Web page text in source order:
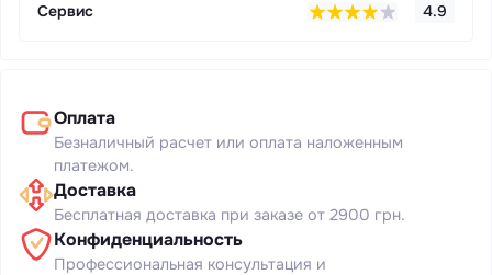
Сервис
4.9
Оплата
Безналичный расчет или оплата наложенным
платежом.
Доставка
Бесплатная доставка при заказе от 2900 грн.
Конфиденциальность
Профессиональная консультация и